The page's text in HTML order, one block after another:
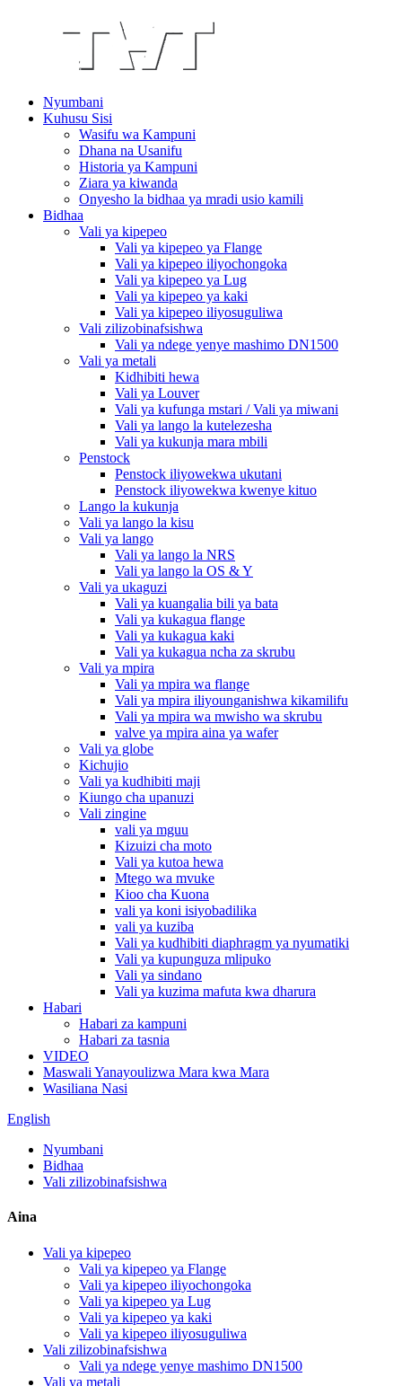
Nyumbani
Kuhusu Sisi
Wasifu wa Kampuni
Dhana na Usanifu
Historia ya Kampuni
Ziara ya kiwanda
Onyesho la bidhaa ya mradi usio kamili
Bidhaa
Vali ya kipepeo
Vali ya kipepeo ya Flange
Vali ya kipepeo iliyochongoka
Vali ya kipepeo ya Lug
Vali ya kipepeo ya kaki
Vali ya kipepeo iliyosuguliwa
Vali zilizobinafsishwa
Vali ya ndege yenye mashimo DN1500
Vali ya metali
Kidhibiti hewa
Vali ya Louver
Vali ya kufunga mstari / Vali ya miwani
Vali ya lango la kutelezesha
Vali ya kukunja mara mbili
Penstock
Penstock iliyowekwa ukutani
Penstock iliyowekwa kwenye kituo
Lango la kukunja
Vali ya lango la kisu
Vali ya lango
Vali ya lango la NRS
Vali ya lango la OS & Y
Vali ya ukaguzi
Vali ya kuangalia bili ya bata
Vali ya kukagua flange
Vali ya kukagua kaki
Vali ya kukagua ncha za skrubu
Vali ya mpira
Vali ya mpira wa flange
Vali ya mpira iliyounganishwa kikamilifu
Vali ya mpira wa mwisho wa skrubu
valve ya mpira aina ya wafer
Vali ya globe
Kichujio
Vali ya kudhibiti maji
Kiungo cha upanuzi
Vali zingine
vali ya mguu
Kizuizi cha moto
Vali ya kutoa hewa
Mtego wa mvuke
Kioo cha Kuona
vali ya koni isiyobadilika
vali ya kuziba
Vali ya kudhibiti diaphragm ya nyumatiki
Vali ya kupunguza mlipuko
Vali ya sindano
Vali ya kuzima mafuta kwa dharura
Habari
Habari za kampuni
Habari za tasnia
VIDEO
Maswali Yanayoulizwa Mara kwa Mara
Wasiliana Nasi
English
Nyumbani
Bidhaa
Vali zilizobinafsishwa
Aina
Vali ya kipepeo
Vali ya kipepeo ya Flange
Vali ya kipepeo iliyochongoka
Vali ya kipepeo ya Lug
Vali ya kipepeo ya kaki
Vali ya kipepeo iliyosuguliwa
Vali zilizobinafsishwa
Vali ya ndege yenye mashimo DN1500
Vali ya metali